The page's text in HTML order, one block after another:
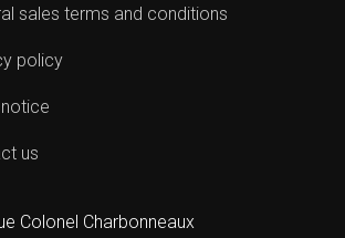
sales terms and conditions
policy
us
Colonel Charbonneaux